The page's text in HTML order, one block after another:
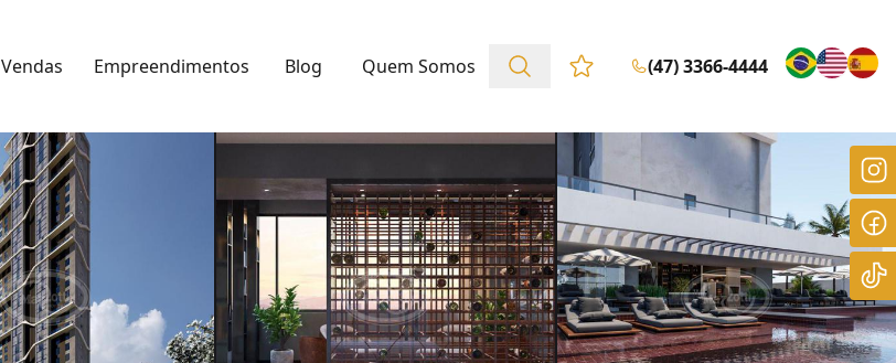
Vendas Empreendimentos Blog Quem Somos Favoritos (0 itens)
(47) 3366-4444